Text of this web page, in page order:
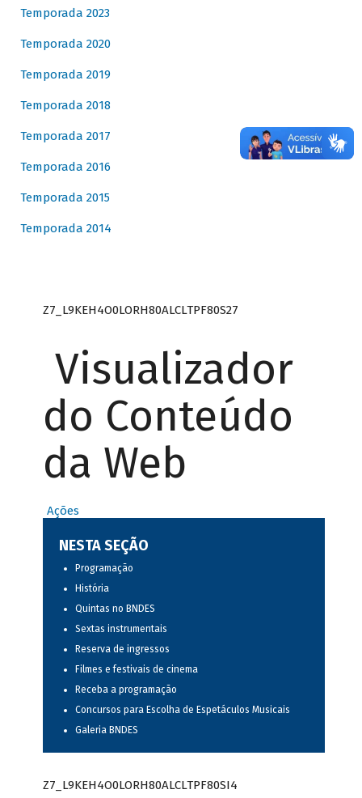
Temporada 2023
Temporada 2020
Temporada 2019
Temporada 2018
Temporada 2017
Temporada 2016
Temporada 2015
Temporada 2014
Z7_L9KEH4O0LORH80ALCLTPF80S27
Visualizador
do Conteúdo
da Web
Ações
NESTA SEÇÃO
Programação
História
Quintas no BNDES
Sextas instrumentais
Reserva de ingressos
Filmes e festivais de cinema
Receba a programação
Concursos para Escolha de Espetáculos Musicais
Galeria BNDES
Z7_L9KEH4O0LORH80ALCLTPF80SI4